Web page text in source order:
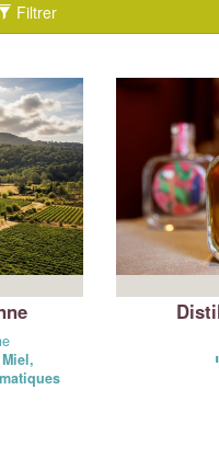
Filtrer